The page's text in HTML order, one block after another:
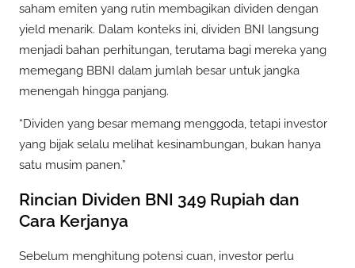
saham emiten yang rutin membagikan dividen dengan
yield menarik. Dalam konteks ini, dividen BNI langsung
menjadi bahan perhitungan, terutama bagi mereka yang
memegang BBNI dalam jumlah besar untuk jangka
menengah hingga panjang.
“Dividen yang besar memang menggoda, tetapi investor
yang bijak selalu melihat kesinambungan, bukan hanya
satu musim panen.”
Rincian Dividen BNI 349 Rupiah dan
Cara Kerjanya
Sebelum menghitung potensi cuan, investor perlu